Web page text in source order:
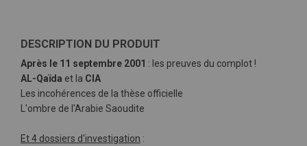
DESCRIPTION DU PRODUIT
Après le 11 septembre 2001 : les preuves du complot !
AL-Qaïda et la CIA
Les incohérences de la thèse officielle
L'ombre de l'Arabie Saoudite
Et 4 dossiers d'investigation :